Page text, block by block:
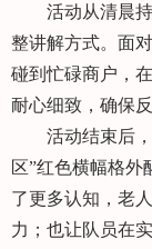
活动从清晨持
整讲解方式。面
碰到忙碌商户，
耐心细致，确保
活动结束后，
区”红色横幅格
了更多认知，老
力；也让队员在